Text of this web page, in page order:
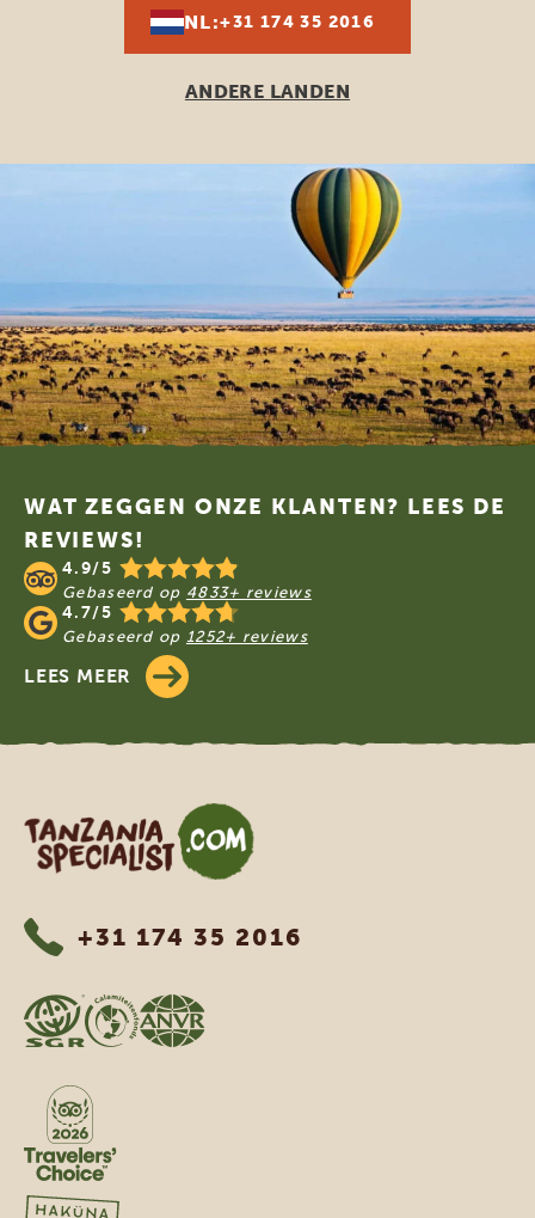
NL:+31 174 35 2016
ANDERE LANDEN
Footer
WAT ZEGGEN ONZE KLANTEN? LEES DE
REVIEWS!
4.9/5
Gebaseerd op 4833+ reviews
4.7/5
Gebaseerd op 1252+ reviews
LEES MEER
Tanzania Specialist
+31 174 35 2016